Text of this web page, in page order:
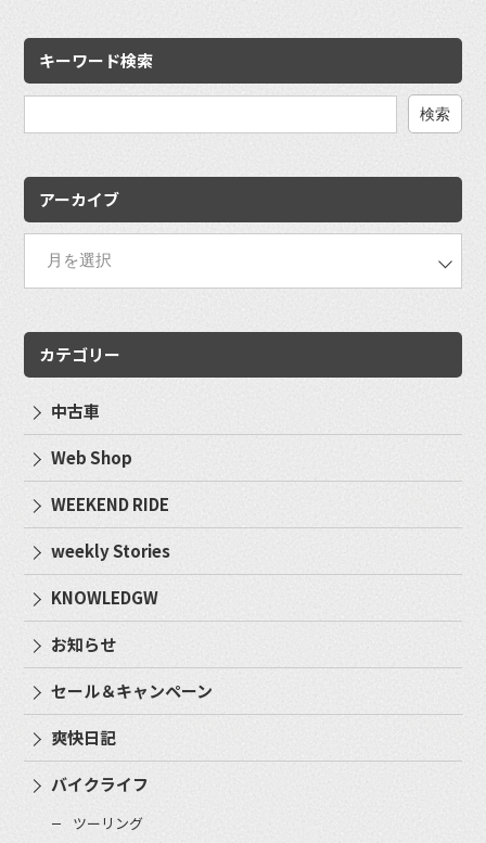
キーワード検索
アーカイブ
カテゴリー
中古車
Web Shop
WEEKEND RIDE
weekly Stories
KNOWLEDGW
お知らせ
セール＆キャンペーン
爽快日記
バイクライフ
ツーリング